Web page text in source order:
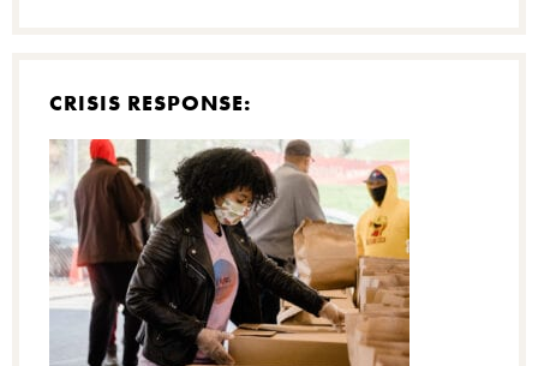
CRISIS RESPONSE: